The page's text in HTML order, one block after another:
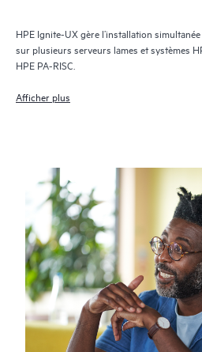
HPE Ignite-UX gère l’installation
sur plusieurs serveurs lames et systèmes
HPE PA-RISC.
Afficher plus